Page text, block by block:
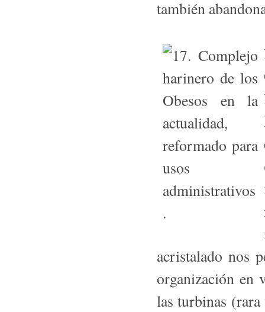
también
acristalado nos
organización en
las turbinas